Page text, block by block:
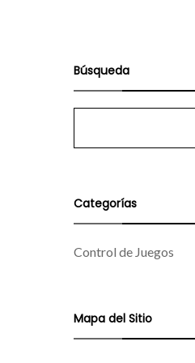
Búsqueda
Categorías
Control de Juegos
Mapa del Sitio